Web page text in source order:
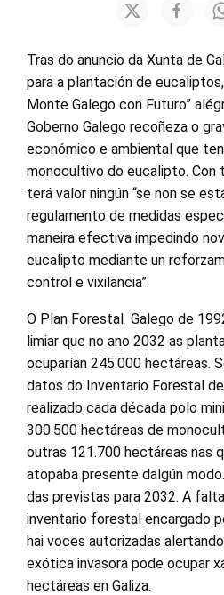
Tras do anuncio da Xunta de
para a plantación de
Monte Galego con Futuro”
Goberno Galego recoñeza o
económico e ambiental que
monocultivo do eucalipto. Con
terá valor ningún “se non se
regulamento de medidas
maneira efectiva impedindo
eucalipto mediante un
control e vixilancia”.
O Plan Forestal Galego de
limiar que no ano 2032 as
ocuparían 245.000 hectáreas.
datos do Inventario Forestal
realizado cada década polo
300.500 hectáreas de
outras 121.700 hectáreas nas
atopaba presente dalgún
das previstas para 2032. A
inventario forestal encargado
hai voces autorizadas
exótica invasora pode ocupar
hectáreas en Galiza.